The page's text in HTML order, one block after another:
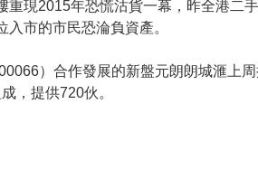
現2015年恐慌沽貨一幕，昨全港二
市的市民恐淪負資產。
）合作發展的新盤元朗朗城滙上
，提供720伙。